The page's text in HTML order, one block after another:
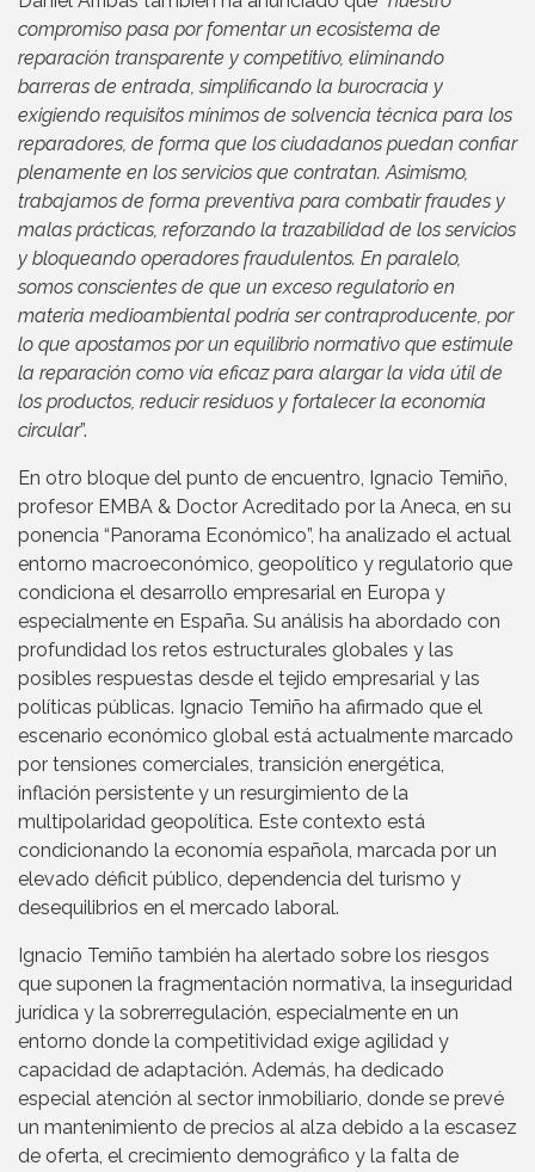
compromiso pasa por fomentar un ecosistema de
reparación transparente y competitivo, eliminando
barreras de entrada, simplificando la burocracia y
exigiendo requisitos mínimos de solvencia técnica para los
reparadores, de forma que los ciudadanos puedan confiar
plenamente en los servicios que contratan. Asimismo,
trabajamos de forma preventiva para combatir fraudes y
malas prácticas, reforzando la trazabilidad de los servicios
y bloqueando operadores fraudulentos. En paralelo,
somos conscientes de que un exceso regulatorio en
materia medioambiental podría ser contraproducente, por
lo que apostamos por un equilibrio normativo que estimule
la reparación como vía eficaz para alargar la vida útil de
los productos, reducir residuos y fortalecer la economía
circular”.
En otro bloque del punto de encuentro, Ignacio Temiño,
profesor EMBA & Doctor Acreditado por la Aneca, en su
ponencia “Panorama Económico”, ha analizado el actual
entorno macroeconómico, geopolítico y regulatorio que
condiciona el desarrollo empresarial en Europa y
especialmente en España. Su análisis ha abordado con
profundidad los retos estructurales globales y las
posibles respuestas desde el tejido empresarial y las
políticas públicas. Ignacio Temiño ha afirmado que el
escenario económico global está actualmente marcado
por tensiones comerciales, transición energética,
inflación persistente y un resurgimiento de la
multipolaridad geopolítica. Este contexto está
condicionando la economía española, marcada por un
elevado déficit público, dependencia del turismo y
desequilibrios en el mercado laboral.
Ignacio Temiño también ha alertado sobre los riesgos
que suponen la fragmentación normativa, la inseguridad
jurídica y la sobrerregulación, especialmente en un
entorno donde la competitividad exige agilidad y
capacidad de adaptación. Además, ha dedicado
especial atención al sector inmobiliario, donde se prevé
un mantenimiento de precios al alza debido a la escasez
de oferta, el crecimiento demográfico y la falta de